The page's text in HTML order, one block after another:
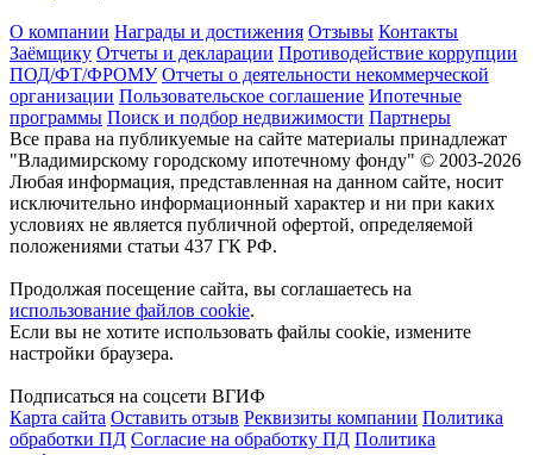
О компании Награды и достижения Отзывы Контакты
Заёмщику Отчеты и декларации Противодействие коррупции
ПОД/ФТ/ФРОМУ Отчеты о деятельности некоммерческой
организации Пользовательское соглашение Ипотечные
программы Поиск и подбор недвижимости Партнеры
Все права на публикуемые на сайте материалы принадлежат
"Владимирскому городскому ипотечному фонду" © 2003-2026
Любая информация, представленная на данном сайте, носит
исключительно информационный характер и ни при каких
условиях не является публичной офертой, определяемой
положениями статьи 437 ГК РФ.
Продолжая посещение сайта, вы соглашаетесь на
использование файлов cookie.
Если вы не хотите использовать файлы cookie, измените
настройки браузера.
Подписаться на соцсети ВГИФ
Карта сайта Оставить отзыв Реквизиты компании Политика
обработки ПД Согласие на обработку ПД Политика